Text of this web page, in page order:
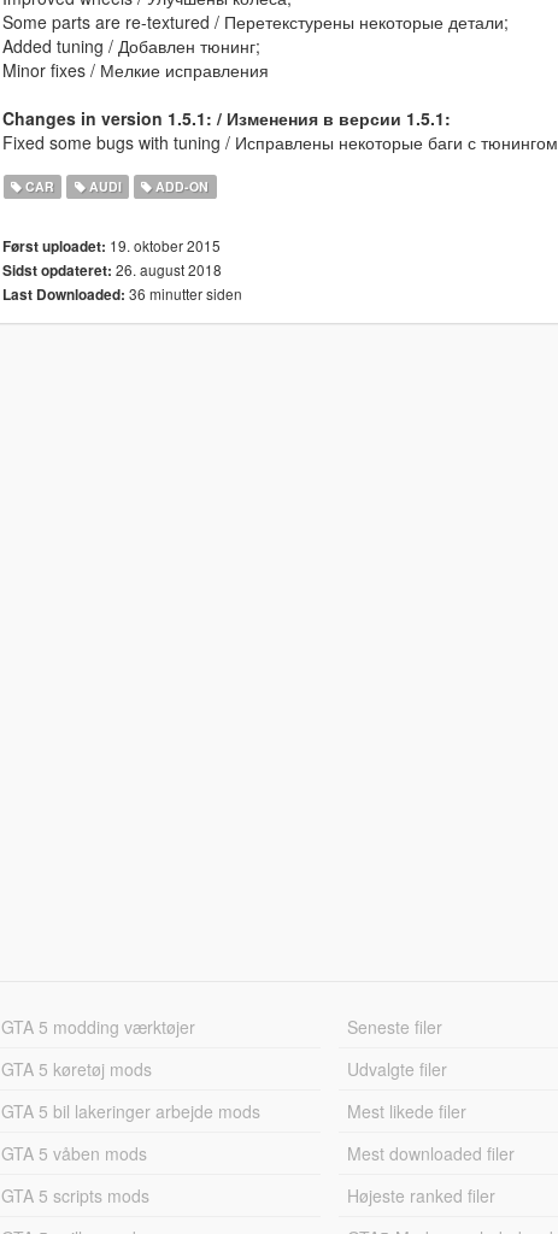
Some parts are re-textured / Перетекстурены некоторые детали;
Added tuning / Добавлен тюнинг;
Minor fixes / Мелкие исправления
Changes in version 1.5.1: / Изменения в версии 1.5.1:
Fixed some bugs with tuning / Исправлены некоторые баги с тюнингом
CAR AUDI ADD-ON
Først uploadet: 19. oktober 2015
Sidst opdateret: 26. august 2018
Last Downloaded: 36 minutter siden
GTA 5 modding værktøjer
GTA 5 køretøj mods
GTA 5 bil lakeringer arbejde mods
GTA 5 våben mods
GTA 5 scripts mods
Seneste filer
Udvalgte filer
Mest likede filer
Mest downloaded filer
Højeste ranked filer